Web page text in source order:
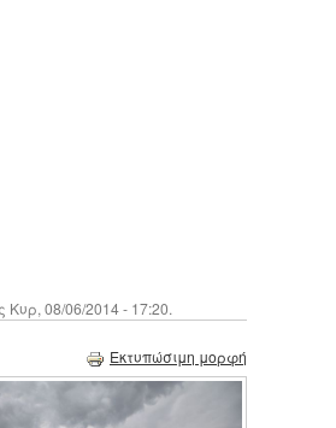
Κυρ, 08/06/2014 - 17:20.
Εκτυπώσιμη μορφή